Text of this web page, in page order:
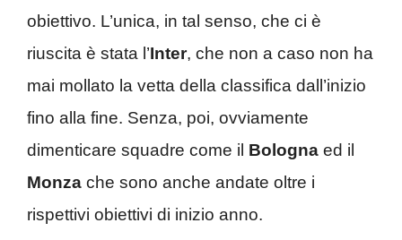
obiettivo. L’unica, in tal senso, che ci è
riuscita è stata l’Inter, che non a caso non ha
mai mollato la vetta della classifica dall’inizio
fino alla fine. Senza, poi, ovviamente
dimenticare squadre come il Bologna ed il
Monza che sono anche andate oltre i
rispettivi obiettivi di inizio anno.